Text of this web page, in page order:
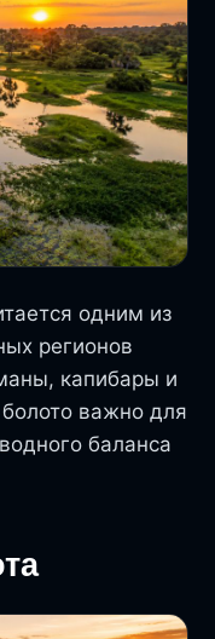
одним из
регионов
капибары и
важно для
баланса